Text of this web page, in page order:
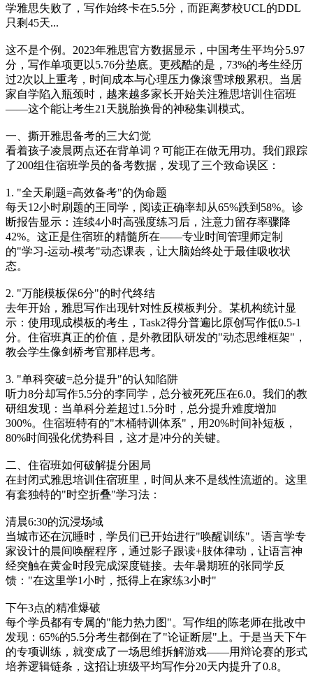
学雅思失败了，写作始终卡在5.5分，而距离梦校UCL的DDL
只剩45天...
这不是个例。2023年雅思官方数据显示，中国考生平均分5.97
分，写作单项更以5.76分垫底。更残酷的是，73%的考生经历
过2次以上重考，时间成本与心理压力像滚雪球般累积。当居
家自学陷入瓶颈时，越来越多家长开始关注雅思培训住宿班
——这个能让考生21天脱胎换骨的神秘集训模式。
一、撕开雅思备考的三大幻觉
看着孩子凌晨两点还在背单词？可能正在做无用功。我们跟踪
了200组住宿班学员的备考数据，发现了三个致命误区：
1. "全天刷题=高效备考"的伪命题
每天12小时刷题的王同学，阅读正确率却从65%跌到58%。诊
断报告显示：连续4小时高强度练习后，注意力留存率骤降
42%。这正是住宿班的精髓所在——专业时间管理师定制
的"学习-运动-模考"动态课表，让大脑始终处于最佳吸收状
态。
2. "万能模板保6分"的时代终结
去年开始，雅思写作出现针对性反模板判分。某机构统计显
示：使用现成模板的考生，Task2得分普遍比原创写作低0.5-1
分。住宿班真正的价值，是外教团队研发的"动态思维框架"，
教会学生像剑桥考官那样思考。
3. "单科突破=总分提升"的认知陷阱
听力8分却写作5.5分的李同学，总分被死死压在6.0。我们的教
研组发现：当单科分差超过1.5分时，总分提升难度增加
300%。住宿班特有的"木桶特训体系"，用20%时间补短板，
80%时间强化优势科目，这才是冲分的关键。
二、住宿班如何破解提分困局
在封闭式雅思培训住宿班里，时间从来不是线性流逝的。这里
有套独特的"时空折叠"学习法：
清晨6:30的沉浸场域
当城市还在沉睡时，学员们已开始进行"唤醒训练"。语言学专
家设计的晨间唤醒程序，通过影子跟读+肢体律动，让语言神
经突触在黄金时段完成深度链接。去年暑期班的张同学反
馈："在这里学1小时，抵得上在家练3小时"
下午3点的精准爆破
每个学员都有专属的"能力热力图"。写作组的陈老师在批改中
发现：65%的5.5分考生都倒在了"论证断层"上。于是当天下午
的专项训练，就变成了一场思维拆解游戏——用辩论赛的形式
培养逻辑链条，这招让班级平均写作分20天内提升了0.8。